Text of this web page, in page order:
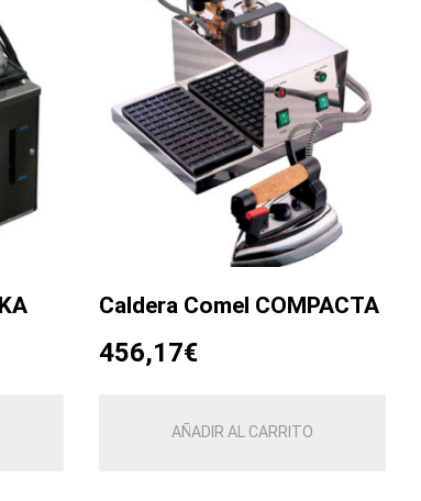
Caldera Comel COMPACTA
456,17€
AÑADIR AL CARRITO